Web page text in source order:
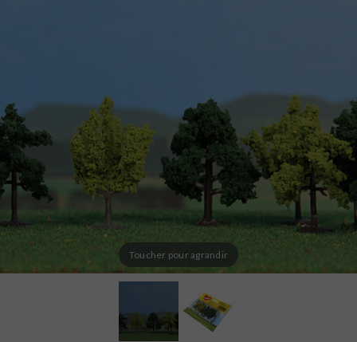
Toucher pour agrandir